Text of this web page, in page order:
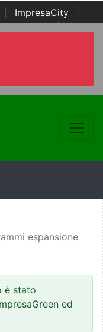
ImpresaCity
Awards | Italian
espansione
è stato
ed